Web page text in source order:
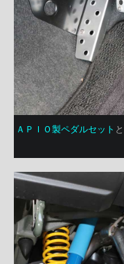
ＡＰＩＯ製ペダルセット と